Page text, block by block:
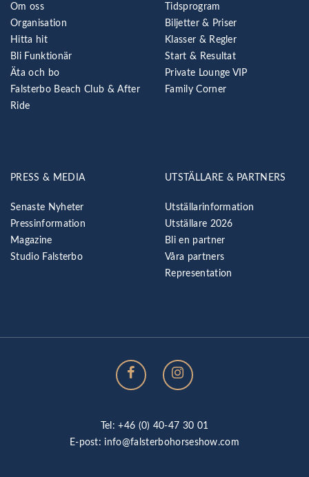
Om oss
Organisation
Hitta hit
Bli Funktionär
Äta och bo
Falsterbo Beach Club & After
Ride
Tidsprogram
Biljetter & Priser
Klasser & Regler
Start & Resultat
Private Lounge VIP
Family Corner
PRESS & MEDIA
Senaste Nyheter
Pressinformation
Magazine
Studio Falsterbo
UTSTÄLLARE & PARTNERS
Utställarinformation
Utställare 2026
Bli en partner
Våra partners
Representation
Tel: +46 (0) 40-47 30 01
E-post: info@falsterbohorseshow.com